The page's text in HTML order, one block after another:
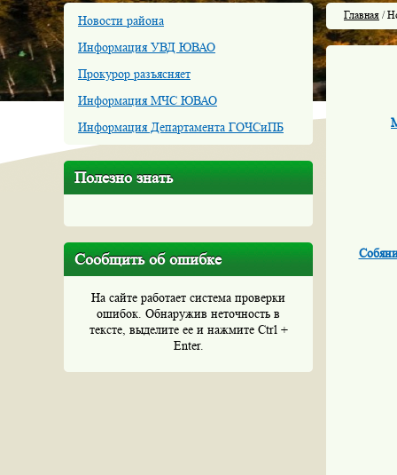
Новости района
Информация УВД ЮВАО
Прокурор разъясняет
Информация МЧС ЮВАО
Информация Департамента ГОЧСиПБ
Полезно знать
Сообщить об ошибке
На сайте работает система проверки
ошибок. Обнаружив неточность в
тексте, выделите ее и нажмите Ctrl +
Enter.
Главная /